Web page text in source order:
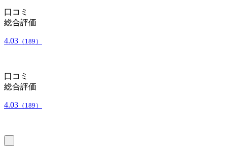
口コミ
総合評価
4.03 （189）
口コミ
総合評価
4.03 （189）